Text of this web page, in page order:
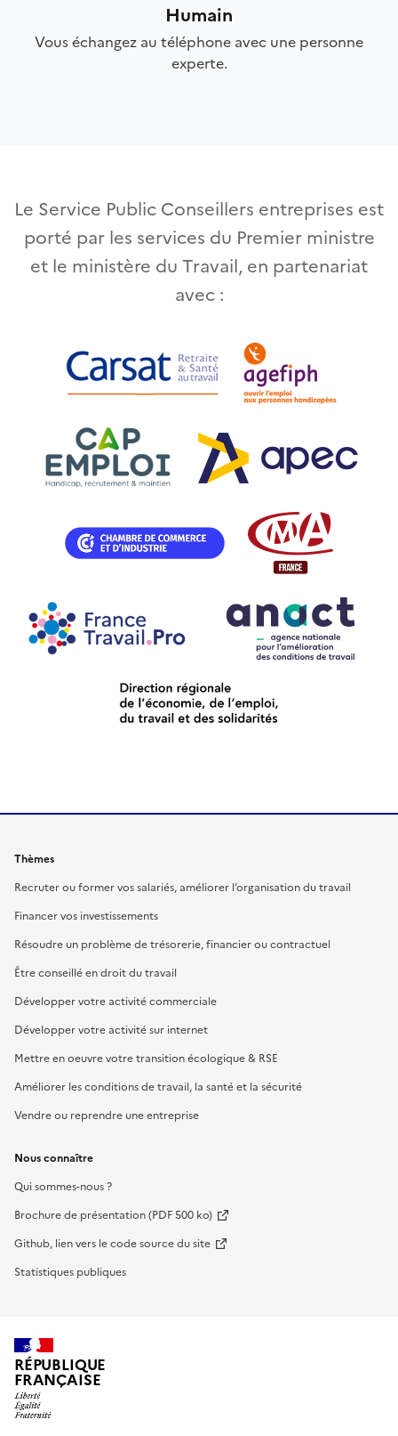
Humain
Vous échangez au téléphone avec une personne
experte.
Le Service Public Conseillers entreprises est
porté par les services du Premier ministre
et le ministère du Travail, en partenariat
avec :
Thèmes
Recruter ou former vos salariés, améliorer l’organisation du travail
Financer vos investissements
Résoudre un problème de trésorerie, financier ou contractuel
Être conseillé en droit du travail
Développer votre activité commerciale
Développer votre activité sur internet
Mettre en oeuvre votre transition écologique & RSE
Améliorer les conditions de travail, la santé et la sécurité
Vendre ou reprendre une entreprise
Nous connaître
Qui sommes-nous ?
Brochure de présentation (PDF 500 ko)
Github, lien vers le code source du site
Statistiques publiques
RÉPUBLIQUE
FRANÇAISE